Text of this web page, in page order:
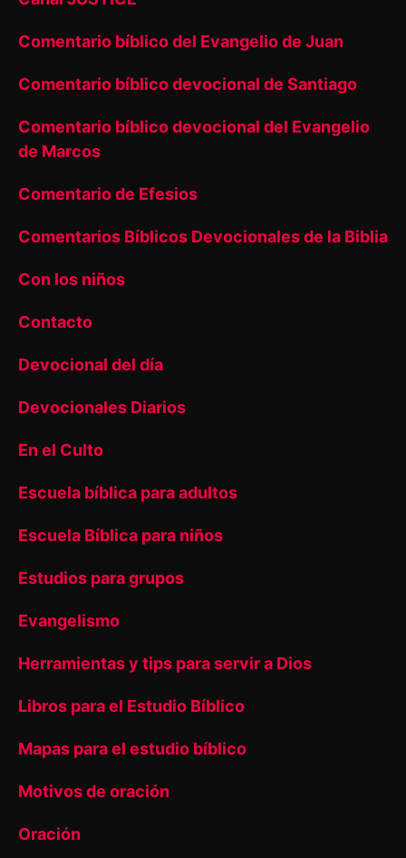
Comentario bíblico del Evangelio de Juan
Comentario bíblico devocional de Santiago
Comentario bíblico devocional del Evangelio
de Marcos
Comentario de Efesios
Comentarios Bíblicos Devocionales de la Biblia
Con los niños
Contacto
Devocional del día
Devocionales Diarios
En el Culto
Escuela bíblica para adultos
Escuela Bíblica para niños
Estudios para grupos
Evangelismo
Herramientas y tips para servir a Dios
Libros para el Estudio Bíblico
Mapas para el estudio bíblico
Motivos de oración
Oración